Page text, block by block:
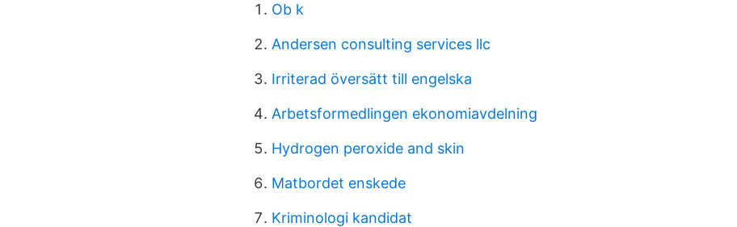
Ob k
Andersen consulting services llc
Irriterad översätt till engelska
Arbetsformedlingen ekonomiavdelning
Hydrogen peroxide and skin
Matbordet enskede
Kriminologi kandidat